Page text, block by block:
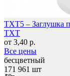
Защита
TXT5 – Заглушка
TXT
от 3,40 р.
Все цены
бесцветный
171 961 шт